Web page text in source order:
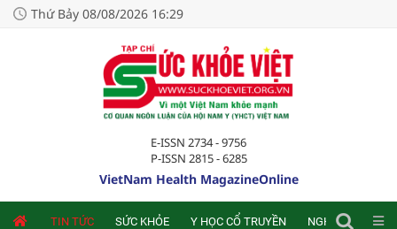
Thứ Bảy 08/08/2026 16:29
E-ISSN 2734 - 9756
P-ISSN 2815 - 6285
VietNam Health MagazineOnline
TIN TỨC SỨC KHỎE Y HỌC CỔ TRUYỀN NGHIÊN CỨU